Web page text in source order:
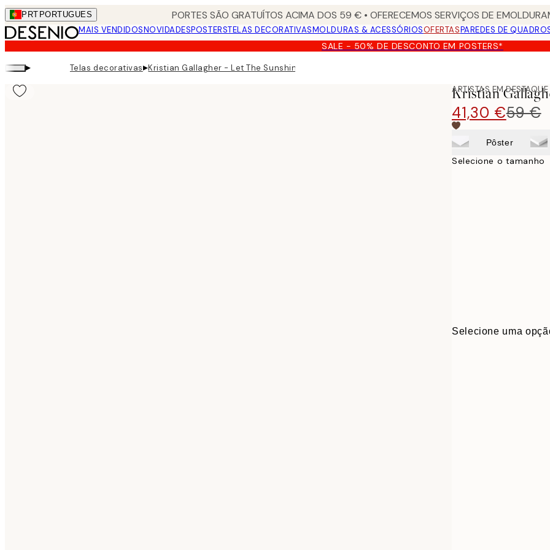
Skip
to
main
content.
PRT PORTUGUES PORTES SÃO GRATUÍTOS ACIMA DOS 59 € • OFERECEMOS SERVIÇOS DE
MAIS VENDIDOSNOVIDADESPOSTERSTELAS DECORATIVASMOLDURAS & ACESSÓRIOSOFERTASPAREDES DE
SALE - 50% DE DESCONTO EM POSTERS*
▸ Telas decorativas▸Kristian Gallagher - Let The Sunshine in Tela
ARTISTAS EM DESTAQUE
Kristian
41,30 €59 €
Pôster
Selecione o tamanho
Selecione uma